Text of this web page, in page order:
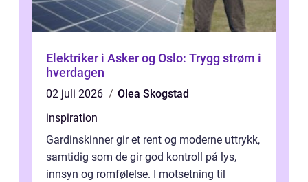
Elektriker i Asker og Oslo: Trygg strøm i
hverdagen
02 juli 2026
Olea Skogstad
inspiration
Gardinskinner gir et rent og moderne uttrykk,
samtidig som de gir god kontroll på lys,
innsyn og romfølelse. I motsetning til